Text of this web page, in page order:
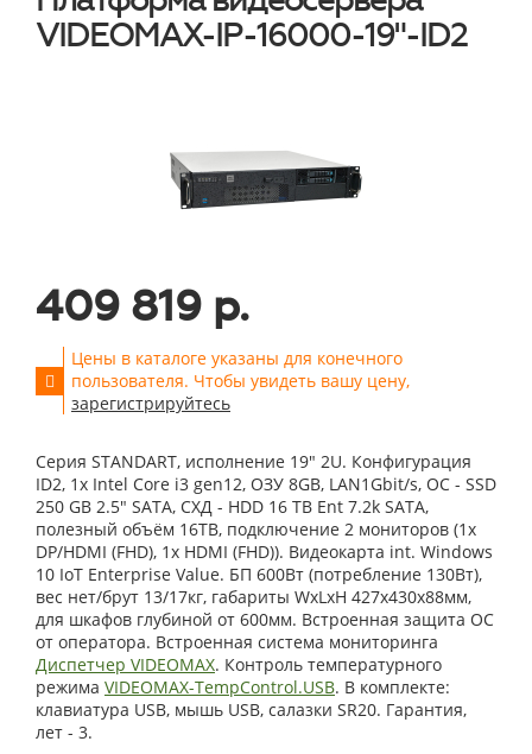
VIDEOMAX-IP-16000-19"-ID2
409 819 р.
Цены в каталоге указаны для конечного
пользователя. Чтобы увидеть вашу цену,
зарегистрируйтесь
Серия STANDART, исполнение 19" 2U. Конфигурация
ID2, 1x Intel Core i3 gen12, ОЗУ 8GB, LAN1Gbit/s, OС - SSD
250 GB 2.5" SATA, СХД - HDD 16 TB Ent 7.2k SATA,
полезный объём 16TB, подключение 2 мониторов (1x
DP/HDMI (FHD), 1x HDMI (FHD)). Видеокарта int. Windows
10 IoT Enterprise Value. БП 600Вт (потребление 130Вт),
вес нет/брут 13/17кг, габариты WxLxH 427x430x88мм,
для шкафов глубиной от 600мм. Встроенная защита ОС
от оператора. Встроенная система мониторинга
Диспетчер VIDEOMAX. Контроль температурного
режима VIDEOMAX-TempControl.USB. В комплекте:
клавиатура USB, мышь USB, салазки SR20. Гарантия,
лет - 3.